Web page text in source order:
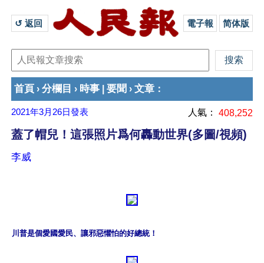
↺ 返回 電子報 简体版
首頁 › 分欄目 › 時事 要聞 › 文章 ：
2021年3月26日發表 人氣： 408,252
蓋了帽兒！這張照片爲何轟動世界(多圖/視頻)
李威
川普是個愛國愛民、讓邪惡懼怕的好總統！